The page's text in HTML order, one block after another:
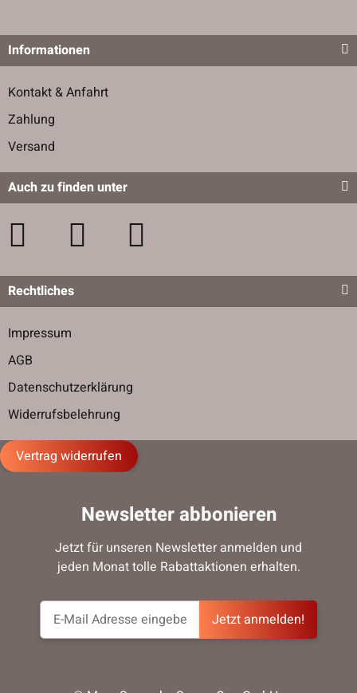
Informationen
Kontakt & Anfahrt
Zahlung
Versand
Auch zu finden unter
Rechtliches
Impressum
AGB
Datenschutzerklärung
Widerrufsbelehrung
Vertrag widerrufen
Newsletter abbonieren
Jetzt anmelden!
Jetzt für unseren Newsletter anmelden und
jeden Monat tolle Rabattaktionen erhalten.